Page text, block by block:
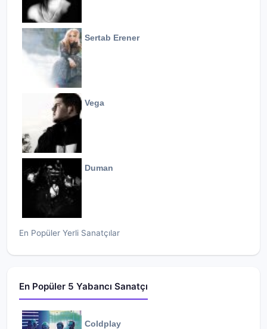
Sertab Erener
Vega
Duman
En Popüler Yerli Sanatçılar
En Popüler 5 Yabancı Sanatçı
Coldplay